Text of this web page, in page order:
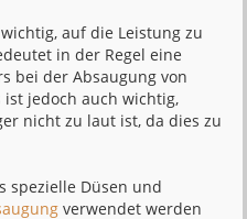
auf die Leistung zu
in der Regel eine
bei der Absaugung von
ist jedoch auch wichtig,
nicht zu laut ist, da dies zu
spezielle Düsen und
verwendet werden